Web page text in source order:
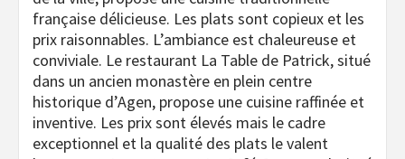
française délicieuse. Les plats sont copieux et les
prix raisonnables. L’ambiance est chaleureuse et
conviviale. Le restaurant La Table de Patrick, situé
dans un ancien monastère en plein centre
historique d’Agen, propose une cuisine raffinée et
inventive. Les prix sont élevés mais le cadre
exceptionnel et la qualité des plats le valent